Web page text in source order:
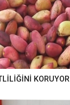
KORUYOR